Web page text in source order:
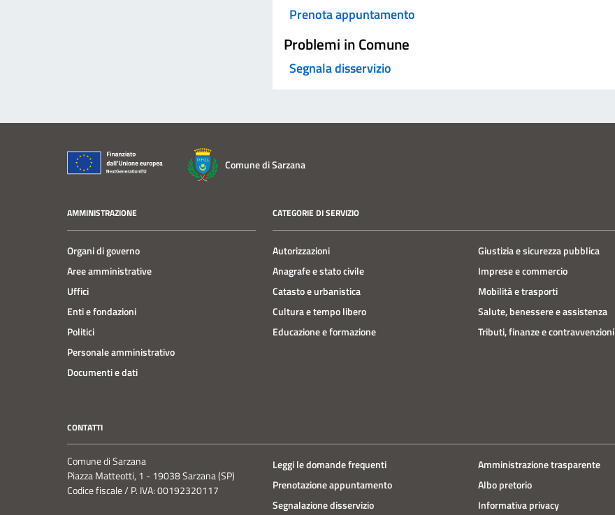
Prenota appuntamento
Problemi in Comune
Segnala disservizio
Comune di Sarzana
AMMINISTRAZIONE
Organi di governo
Aree amministrative
Uffici
Enti e fondazioni
Politici
Personale amministrativo
Documenti e dati
CATEGORIE DI SERVIZIO
Autorizzazioni
Anagrafe e stato civile
Catasto e urbanistica
Cultura e tempo libero
Educazione e formazione
Giustizia e sicurezza pubblica
Imprese e commercio
Mobilità e trasporti
Salute, benessere e assistenza
Tributi, finanze e contravvenzioni
CONTATTI
Comune di Sarzana
Piazza Matteotti, 1 - 19038 Sarzana (SP)
Codice fiscale / P. IVA: 00192320117
Leggi le domande frequenti
Prenotazione appuntamento
Segnalazione disservizio
Amministrazione trasparente
Albo pretorio
Informativa privacy